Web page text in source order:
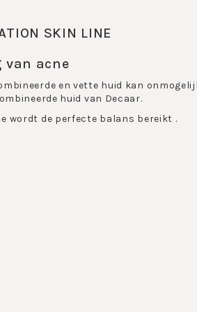
SKIN LINE
van acne
en vette huid kan
huid van Decaar.
wordt de perfecte balans bereikt .
eters, en een vette of